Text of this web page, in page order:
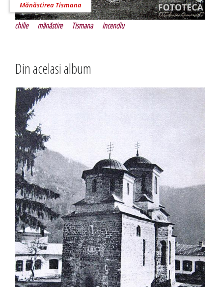
Mănăstirea Tismana
chilie mănăstire Tismana incendiu
Din acelasi album